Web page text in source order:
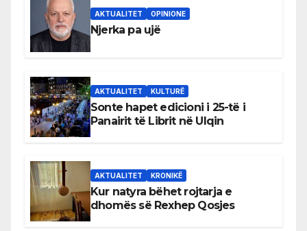
AKTUALITET OPINIONE
Njerka pa ujë
AKTUALITET KULTURË
Sonte hapet edicioni i 25-të i
Panairit të Librit në Ulqin
AKTUALITET KRONIKË
Kur natyra bëhet rojtarja e
dhomës së Rexhep Qosjes